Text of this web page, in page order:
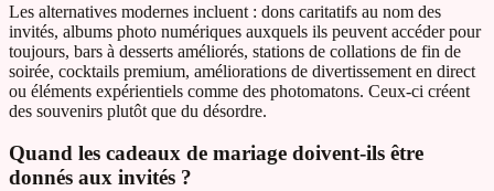
Les alternatives modernes incluent : dons caritatifs au nom des
invités, albums photo numériques auxquels ils peuvent accéder pour
toujours, bars à desserts améliorés, stations de collations de fin de
soirée, cocktails premium, améliorations de divertissement en direct
ou éléments expérientiels comme des photomatons. Ceux-ci créent
des souvenirs plutôt que du désordre.
Quand les cadeaux de mariage doivent-ils être
donnés aux invités ?